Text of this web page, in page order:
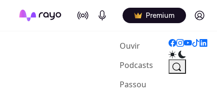
On Air Podcasts Premium Log in
Ouvir(current)
Podcasts
Passou